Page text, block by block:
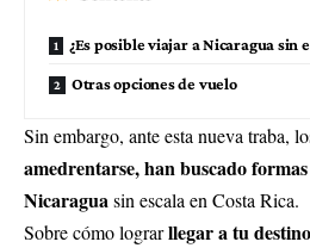
¿Es posible viajar a Nicaragua sin
Otras opciones de vuelo
Sin embargo, ante esta nueva traba,
amedrentarse, han buscado
Nicaraguasin escala en Costa Rica.
Sobre cómo lograrllegar a tu